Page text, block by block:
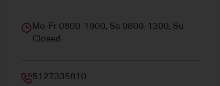
Mo-Fr 0800-1900, Sa 0800-1300, Su
Closed
5127335810